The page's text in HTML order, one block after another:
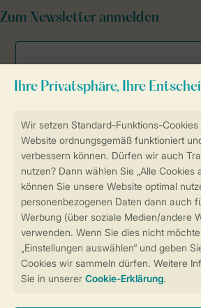
Sicherstellung Deiner
Weitere Informationen und
Sicher und schnell zur Online-
Sichere Datenübertragung
Sicheres Bezahlen
Zum Newsletter anmelden